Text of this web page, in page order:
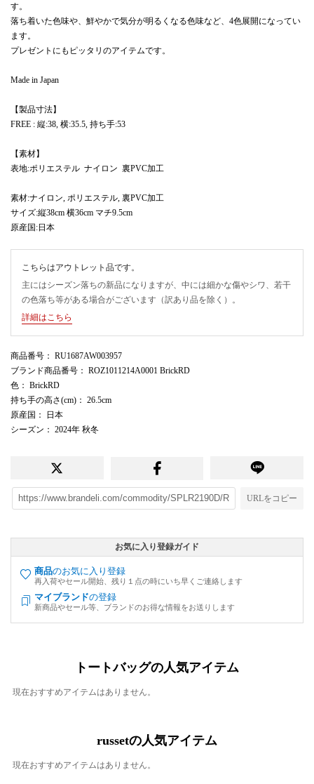
す。
落ち着いた色味や、鮮やかで気分が明るくなる色味など、4色展開になってい
ます。
プレゼントにもピッタリのアイテムです。
Made in Japan
【製品寸法】
FREE : 縦:38, 横:35.5, 持ち手:53
【素材】
表地:ポリエステル ナイロン 裏PVC加工
素材:ナイロン, ポリエステル, 裏PVC加工
サイズ:縦38cm 横36cm マチ9.5cm
原産国:日本
こちらはアウトレット品です。
主にはシーズン落ちの新品になりますが、中には細かな傷やシワ、若干
の色落ち等がある場合がございます（訳あり品を除く）。
詳細はこちら
商品番号 ： RU1687AW003957
ブランド商品番号 ： ROZ1011214A0001 BrickRD
色 ： BrickRD
持ち手の高さ(cm) ： 26.5cm
原産国 ： 日本
シーズン ： 2024年 秋冬
URLをコピー
お気に入り登録ガイド
商品のお気に入り登録
再入荷やセール開始、残り１点の時にいち早くご連絡します
マイブランドの登録
新商品やセール等、ブランドのお得な情報をお送りします
トートバッグの人気アイテム
現在おすすめアイテムはありません。
russetの人気アイテム
現在おすすめアイテムはありません。